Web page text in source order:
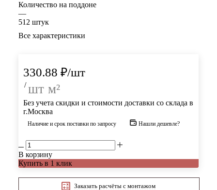
Количество на поддоне
—
512 штук
Все характеристики
330.88 ₽/шт
/ шт м²
Без учета скидки и стоимости доставки со склада в
г.Москва
Наличие и срок поставки по запросу Нашли дешевле?
В корзину
Купить в 1 клик
Заказать расчёты с монтажом